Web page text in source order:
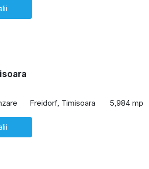
Freidorf, Timisoara 5,984 mp